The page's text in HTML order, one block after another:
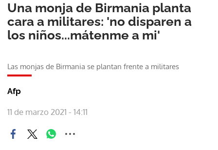
Una monja de Birmania planta
cara a militares: 'no disparen a
los niños...mátenme a mi'
Las monjas de Birmania se plantan frente a militares
Afp
11 de marzo 2021 - 14:11